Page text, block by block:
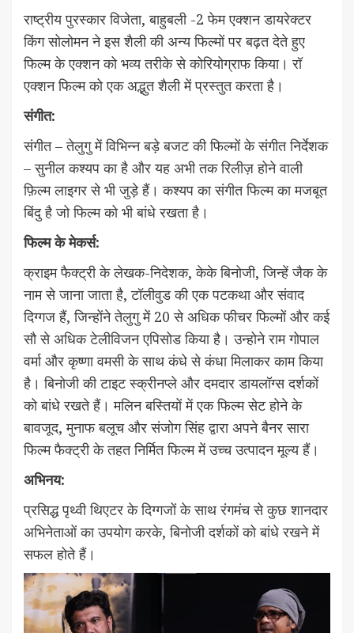
राष्ट्रीय पुरस्कार विजेता, बाहुबली -2 फेम एक्शन डायरेक्टर
किंग सोलोमन ने इस शैली की अन्य फिल्मों पर बढ़त देते हुए
फिल्म के एक्शन को भव्य तरीके से कोरियोग्राफ किया। रॉ
एक्शन फिल्म को एक अद्भुत शैली में प्रस्तुत करता है।
संगीत:
संगीत – तेलुगु में विभिन्न बड़े बजट की फिल्मों के संगीत निर्देशक
– सुनील कश्यप का है और यह अभी तक रिलीज़ होने वाली
फ़िल्म लाइगर से भी जुड़े हैं। कश्यप का संगीत फिल्म का मजबूत
बिंदु है जो फिल्म को भी बांधे रखता है।
फिल्म के मेकर्स:
क्राइम फैक्ट्री के लेखक-निदेशक, केके बिनोजी, जिन्हें जैक के
नाम से जाना जाता है, टॉलीवुड की एक पटकथा और संवाद
दिग्गज हैं, जिन्होंने तेलुगु में 20 से अधिक फीचर फिल्मों और कई
सौ से अधिक टेलीविजन एपिसोड किया है। उन्होने राम गोपाल
वर्मा और कृष्णा वमसी के साथ कंधे से कंधा मिलाकर काम किया
है। बिनोजी की टाइट स्क्रीनप्ले और दमदार डायलॉग्स दर्शकों
को बांधे रखते हैं। मलिन बस्तियों में एक फिल्म सेट होने के
बावजूद, मुनाफ बलूच और संजोग सिंह द्वारा अपने बैनर सारा
फिल्म फैक्ट्री के तहत निर्मित फिल्म में उच्च उत्पादन मूल्य हैं।
अभिनय:
प्रसिद्ध पृथ्वी थिएटर के दिग्गजों के साथ रंगमंच से कुछ शानदार
अभिनेताओं का उपयोग करके, बिनोजी दर्शकों को बांधे रखने में
सफल होते हैं।